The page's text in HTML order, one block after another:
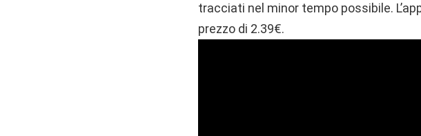
tracciati nel minor tempo possibile.
prezzo di 2.39€.